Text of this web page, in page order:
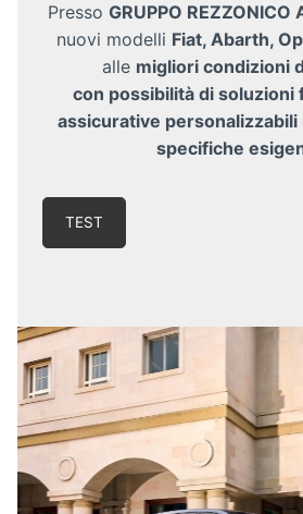
Presso GRUPPO REZZONICO
nuovi modelli Fiat, Abarth,
alle migliori condizioni
con possibilità di soluzioni
assicurative personalizzabili
specifiche
TEST